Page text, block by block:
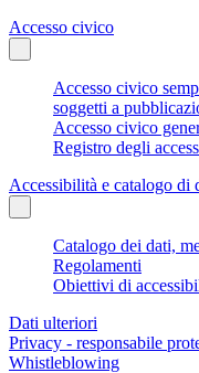
Accesso civico
Accesso civico
soggetti a
Accesso civico
Registro degli
Accessibilità e catalogo di
Catalogo dei dati,
Regolamenti
Obiettivi di
Dati ulteriori
Privacy - responsabile
Whistleblowing